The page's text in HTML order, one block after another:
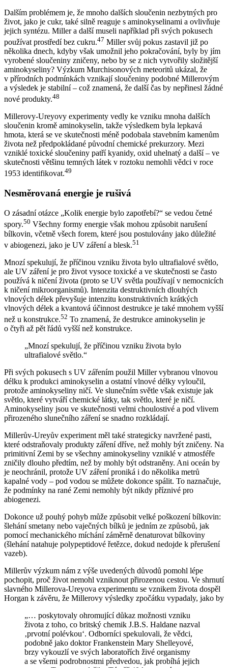
Dalším problémem je, že mnoho dalších sloučenin nezbytných pro
život, jako je cukr, také silně reaguje s aminokyselinami a ovlivňuje
jejich syntézu. Miller a další museli například při svých pokusech
používat prostředí bez cukru.47 Miller svůj pokus zastavil již po
několika dnech, kdyby však umožnil jeho pokračování, byly by jím
vyrobené sloučeniny zničeny, nebo by se z nich vytvořily složitější
aminokyseliny? Výzkum Murchisonových meteoritů ukázal, že
v přírodních podmínkách vznikají sloučeniny podobné Millerovým
a výsledek je stabilní – což znamená, že další čas by nepřinesl žádné
nové produkty.48
Millerovy-Ureyovy experimenty vedly ke vzniku mnoha dalších
sloučenin kromě aminokyselin, takže výsledkem byla lepkavá
hmota, která se ve skutečnosti méně podobala stavebním kamenům
života než předpokládané původní chemické prekurzory. Mezi
vzniklé toxické sloučeniny patří kyanidy, oxid uhelnatý a další – ve
skutečnosti většinu temných látek v roztoku nemohli vědci v roce
1953 identifikovat.49
Nesměrovaná energie je rušivá
O zásadní otázce „Kolik energie bylo zapotřebí?“ se vedou četné
spory.50 Všechny formy energie však mohou způsobit narušení
bílkovin, včetně všech forem, které jsou postulovány jako důležité
v abiogenezi, jako je UV záření a blesk.51
Mnozí spekulují, že příčinou vzniku života bylo ultrafialové světlo,
ale UV záření je pro život vysoce toxické a ve skutečnosti se často
používá k ničení života (proto se UV světla používají v nemocnicích
k ničení mikroorganismů). Intenzita destruktivních dlouhých
vlnových délek převyšuje intenzitu konstruktivních krátkých
vlnových délek a kvantová účinnost destrukce je také mnohem vyšší
než u konstrukce.52 To znamená, že destrukce aminokyselin je
o čtyři až pět řádů vyšší než konstrukce.
„Mnozí spekulují, že příčinou vzniku života bylo
ultrafialové světlo.“
Při svých pokusech s UV zářením použil Miller vybranou vlnovou
délku k produkci aminokyselin a ostatní vlnové délky vyloučil,
protože aminokyseliny ničí. Ve slunečním světle však existuje jak
světlo, které vytváří chemické látky, tak světlo, které je ničí.
Aminokyseliny jsou ve skutečnosti velmi choulostivé a pod vlivem
přirozeného slunečního záření se snadno rozkládají.
Millerův-Ureyův experiment měl také strategicky navržené pasti,
které odstraňovaly produkty záření dříve, než mohly být zničeny. Na
primitivní Zemi by se všechny aminokyseliny vzniklé v atmosféře
zničily dlouho předtím, než by mohly být odstraněny. Ani oceán by
je neochránil, protože UV záření proniká i do několika metrů
kapalné vody – pod vodou se můžete dokonce spálit. To naznačuje,
že podmínky na rané Zemi nemohly být nikdy příznivé pro
abiogenezi.
Dokonce už pouhý pohyb může způsobit velké poškození bílkovin:
šlehání smetany nebo vaječných bílků je jedním ze způsobů, jak
pomocí mechanického míchání záměrně denaturovat bílkoviny
(šlehání natahuje polypeptidové řetězce, dokud nedojde k přerušení
vazeb).
Millerův výzkum nám z výše uvedených důvodů pomohl lépe
pochopit, proč život nemohl vzniknout přirozenou cestou. Ve shrnutí
slavného Millerova-Ureyova experimentu se vznikem života dospěl
Horgan k závěru, že Millerovy výsledky zpočátku vypadaly, jako by
„… poskytovaly ohromující důkaz možnosti vzniku
života z toho, co britský chemik J.B.S. Haldane nazval
‚prvotní polévkou‘. Odborníci spekulovali, že vědci,
podobně jako doktor Frankenstein Mary Shelleyové,
brzy vykouzlí ve svých laboratořích živé organismy
a se všemi podrobnostmi předvedou, jak probíhá jejich